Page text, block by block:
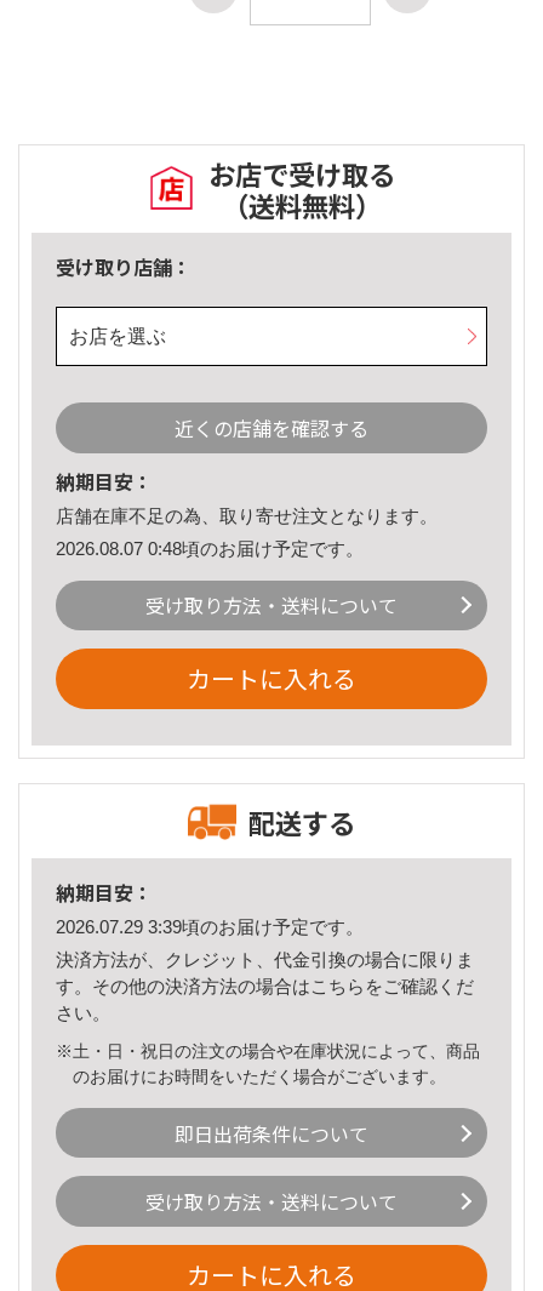
お店で受け取る
（送料無料）
受け取り店舗：
お店を選ぶ
近くの店舗を確認する
納期目安：
店舗在庫不足の為、取り寄せ注文となります。
2026.08.07 0:48頃のお届け予定です。
受け取り方法・送料について
カートに入れる
配送する
納期目安：
2026.07.29 3:39頃のお届け予定です。
決済方法が、クレジット、代金引換の場合に限りま
す。その他の決済方法の場合はこちら をご確認くだ
さい。
※土・日・祝日の注文の場合や在庫状況によって、商品
のお届けにお時間をいただく場合がございます。
即日出荷条件について
受け取り方法・送料について
カートに入れる